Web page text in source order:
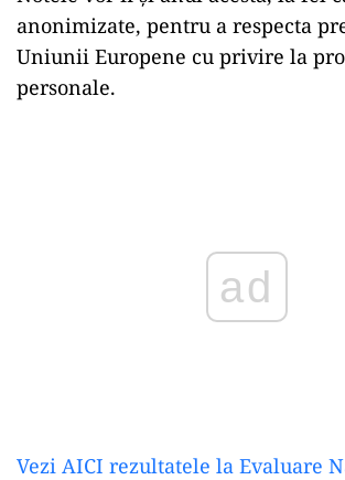
anonimizate, pentru a respecta
Uniunii Europene cu privire la
personale.
ad
Vezi AICI rezultatele la Evaluare